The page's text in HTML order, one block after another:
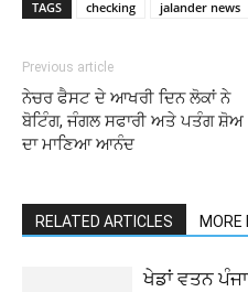
TAGS checking jalander news
Previous article
ਨੇਚਰ ਫੈਸਟ ਦੇ ਆਖਰੀ ਦਿਨ ਲੋਕਾਂ ਨੇ
ਬੋਟਿੰਗ, ਜੰਗਲ ਸਫਾਰੀ ਅਤੇ ਪਤੰਗ ਸ਼ੋਅ
ਦਾ ਮਾਣਿਆ ਆਨੰਦ
RELATED ARTICLES MORE
ਖੇਡਾਂ ਵਤਨ